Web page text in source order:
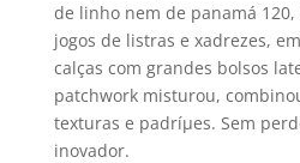
de linho nem de panamá
jogos de listras e xadrezes,
calças com grandes bolsos
patchwork misturou,
texturas e padríµes. Sem
inovador.